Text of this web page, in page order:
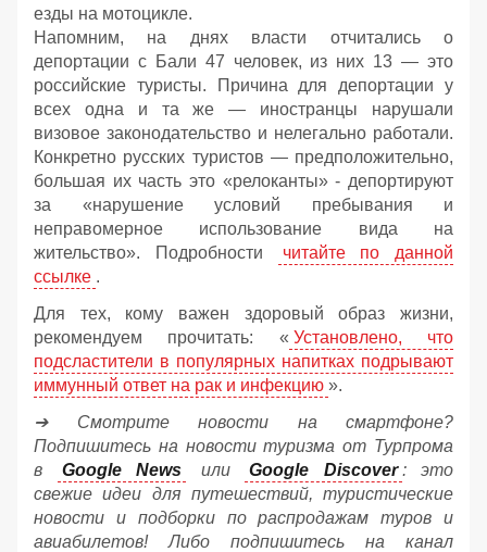
езды на мотоцикле.
Напомним, на днях власти отчитались о
депортации с Бали 47 человек, из них 13 — это
российские туристы. Причина для депортации у
всех одна и та же — иностранцы нарушали
визовое законодательство и нелегально работали.
Конкретно русских туристов — предположительно,
большая их часть это «релоканты» - депортируют
за «нарушение условий пребывания и
неправомерное использование вида на
жительство». Подробности
читайте по данной
ссылке .
Для тех, кому важен здоровый образ жизни,
рекомендуем прочитать: « Установлено, что
подсластители в популярных напитках подрывают
иммунный ответ на рак и инфекцию ».
➔ Смотрите новости на смартфоне?
Подпишитесь на новости туризма от Турпрома
в
Google News или Google Discover : это
свежие идеи для путешествий, туристические
новости и подборки по распродажам туров и
авиабилетов! Либо подпишитесь на канал